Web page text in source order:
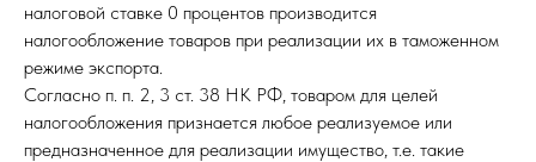
налоговой ставке 0 процентов производится
налогообложение товаров при реализации их в таможенном
режиме экспорта.
Согласно п. п. 2, 3 ст. 38 НК РФ, товаром для целей
налогообложения признается любое реализуемое или
предназначенное для реализации имущество, т.е. такие